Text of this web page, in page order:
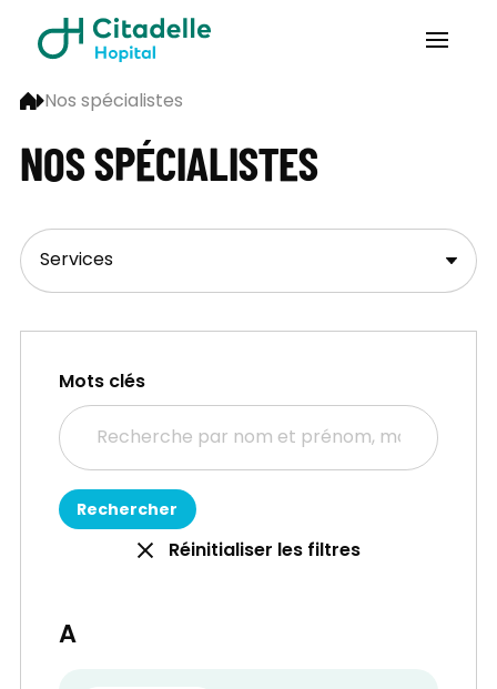
Nos spécialistes
NOS SPÉCIALISTES
Mots clés
Réinitialiser les filtres
A